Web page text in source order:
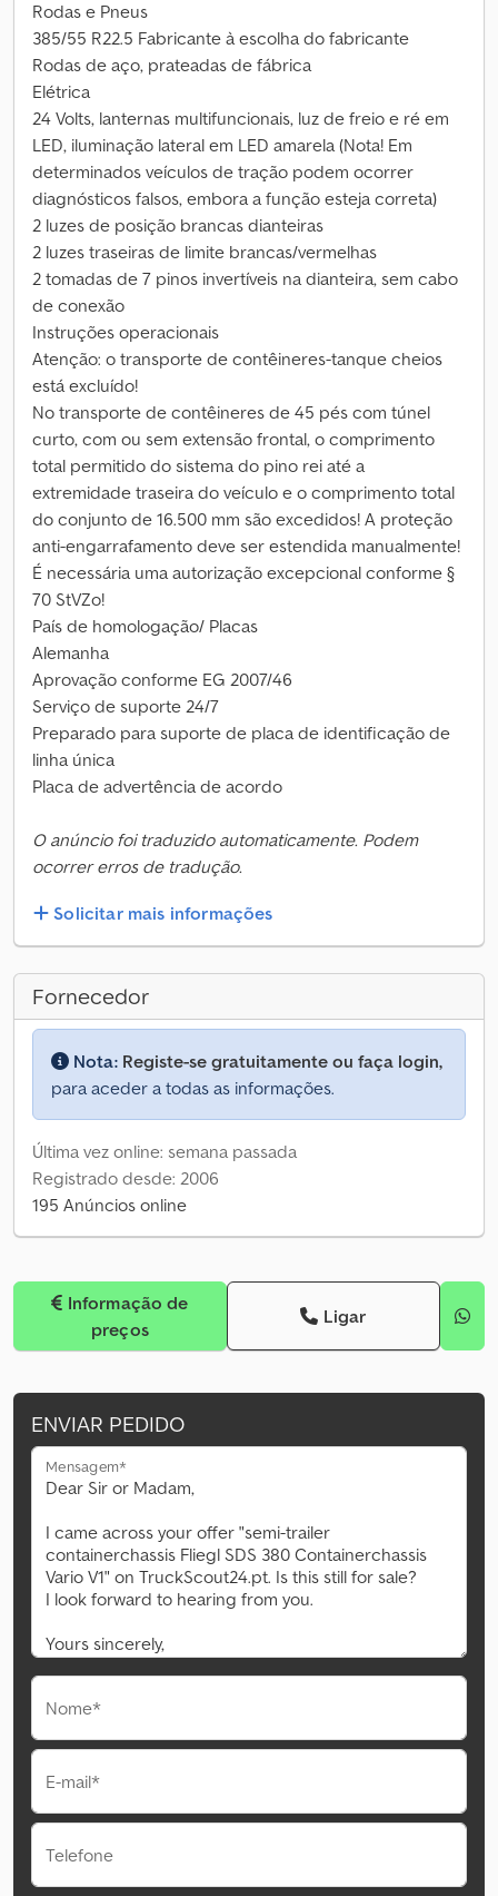
Rodas e Pneus
385/55 R22.5 Fabricante à escolha do fabricante
Rodas de aço, prateadas de fábrica
Elétrica
24 Volts, lanternas multifuncionais, luz de freio e ré em
LED, iluminação lateral em LED amarela (Nota! Em
determinados veículos de tração podem ocorrer
diagnósticos falsos, embora a função esteja correta)
2 luzes de posição brancas dianteiras
2 luzes traseiras de limite brancas/vermelhas
2 tomadas de 7 pinos invertíveis na dianteira, sem cabo
de conexão
Instruções operacionais
Atenção: o transporte de contêineres-tanque cheios
está excluído!
No transporte de contêineres de 45 pés com túnel
curto, com ou sem extensão frontal, o comprimento
total permitido do sistema do pino rei até a
extremidade traseira do veículo e o comprimento total
do conjunto de 16.500 mm são excedidos! A proteção
anti-engarrafamento deve ser estendida manualmente!
É necessária uma autorização excepcional conforme §
70 StVZo!
País de homologação/ Placas
Alemanha
Aprovação conforme EG 2007/46
Serviço de suporte 24/7
Preparado para suporte de placa de identificação de
linha única
Placa de advertência de acordo
O anúncio foi traduzido automaticamente. Podem
ocorrer erros de tradução.
Solicitar mais informações
Fornecedor
Nota: Registe-se gratuitamente ou faça login,
para aceder a todas as informações.
Última vez online: semana passada
Registrado desde: 2006
195 Anúncios online
preços
Ligar
ENVIAR PEDIDO
Mensagem*
Nome*
E-mail*
Telefone